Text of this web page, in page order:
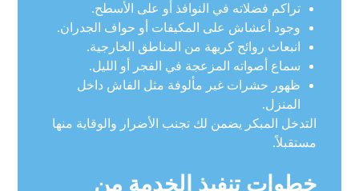
تراكم فضلاته في النوافذ أو على الأسطح.
وجود أعشاش على المكيفات أو حواف الجدران.
انبعاث روائح كريهة من المناطق الخارجية.
سماع أصواته المزعجة في الفجر أو الليل.
ظهور حشرات غير مألوفة مثل الفاش داخل
المنزل.
التدخل المبكر يضمن لك تجنب الأضرار والوقاية منها
مستقبلاً.
خطوات تنفيذ الخدمة من